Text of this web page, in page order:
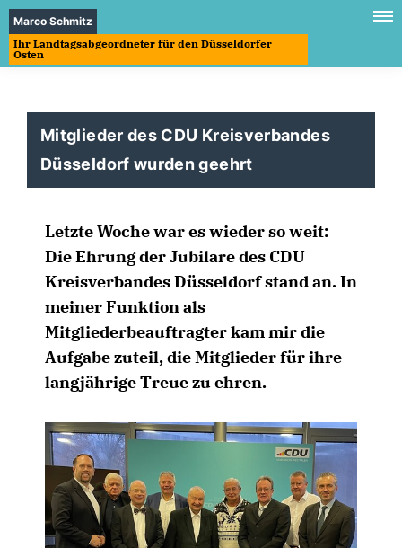
Marco Schmitz
Ihr Landtagsabgeordneter für den Düsseldorfer
Osten
Mitglieder des CDU Kreisverbandes
Düsseldorf wurden geehrt
Letzte Woche war es wieder so weit:
Die Ehrung der Jubilare des CDU
Kreisverbandes Düsseldorf stand an. In
meiner Funktion als
Mitgliederbeauftragter kam mir die
Aufgabe zuteil, die Mitglieder für ihre
langjährige Treue zu ehren.